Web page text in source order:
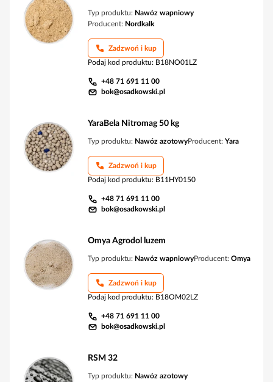
Typ produktu: Nawóz wapniowy
Producent: Nordkalk
Zadzwoń i kup
Podaj kod produktu: B18NO01LZ
+48 71 691 11 00
bok@osadkowski.pl
YaraBela Nitromag 50 kg
Typ produktu: Nawóz azotowyProducent: Yara
Zadzwoń i kup
Podaj kod produktu: B11HY0150
+48 71 691 11 00
bok@osadkowski.pl
Omya Agrodol luzem
Typ produktu: Nawóz wapniowyProducent: Omya
Zadzwoń i kup
Podaj kod produktu: B18OM02LZ
+48 71 691 11 00
bok@osadkowski.pl
RSM 32
Typ produktu: Nawóz azotowy